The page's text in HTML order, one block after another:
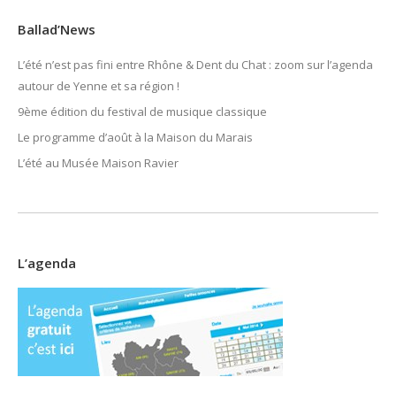
Ballad’News
L’été n’est pas fini entre Rhône & Dent du Chat : zoom sur l’agenda
autour de Yenne et sa région !
9ème édition du festival de musique classique
Le programme d’août à la Maison du Marais
L’été au Musée Maison Ravier
L’agenda